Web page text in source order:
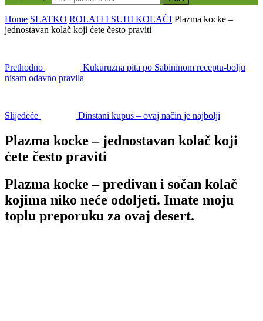
Home SLATKO ROLATI I SUHI KOLAČI Plazma kocke –
jednostavan kolač koji ćete često praviti
Prethodno
Kukuruzna pita po Sabininom receptu-bolju
nisam odavno pravila
Slijedeće Dinstani kupus – ovaj način je najbolji
Plazma kocke – jednostavan kolač koji
ćete često praviti
Plazma kocke – predivan i sočan kolač
kojima niko neće odoljeti. Imate moju
toplu preporuku za ovaj desert.